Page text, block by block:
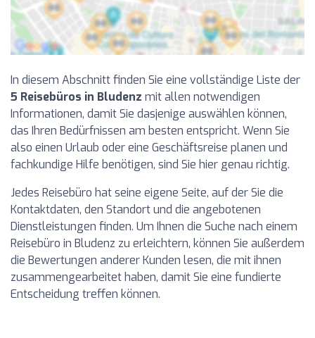
In diesem Abschnitt finden Sie eine vollständige Liste der
5 Reisebüros in Bludenz mit allen notwendigen
Informationen, damit Sie dasjenige auswählen können,
das Ihren Bedürfnissen am besten entspricht. Wenn Sie
also einen Urlaub oder eine Geschäftsreise planen und
fachkundige Hilfe benötigen, sind Sie hier genau richtig.
Jedes Reisebüro hat seine eigene Seite, auf der Sie die
Kontaktdaten, den Standort und die angebotenen
Dienstleistungen finden. Um Ihnen die Suche nach einem
Reisebüro in Bludenz zu erleichtern, können Sie außerdem
die Bewertungen anderer Kunden lesen, die mit ihnen
zusammengearbeitet haben, damit Sie eine fundierte
Entscheidung treffen können.